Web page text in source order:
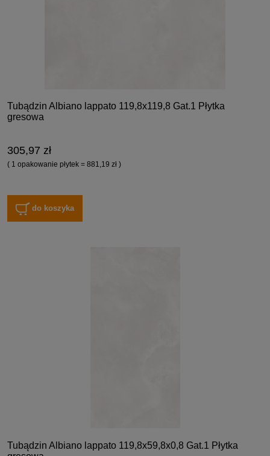
Tubądzin Albiano lappato 119,8x119,8 Gat.1 Płytka
gresowa
305,97 zł
( 1 opakowanie płytek = 881,19 zł )
do koszyka
Tubądzin Albiano lappato 119,8x59,8x0,8 Gat.1 Płytka